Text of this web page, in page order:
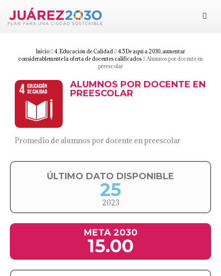
Objetivos
Inicio 4. Educación de Calidad
4.5 De aquí a 2030, aumentar
considerablemente la oferta de docentes calificados
Alumnos por docente en
preescolar
ALUMNOS POR DOCENTE EN
PREESCOLAR
Promedio de alumnos por docente en preescolar
ÚLTIMO DATO DISPONIBLE
25
2023
META 2030
15.00